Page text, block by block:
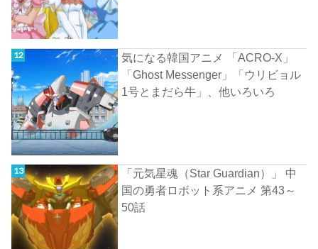
気になる韓国アニメ 「ACRO-X」
「Ghost Messenger」「ウリビョル
1号とまだら牛」、他いろいろ
「元気星魂（Star Guardian）」 中
国の勇者ロボット系アニメ 第43～
50話